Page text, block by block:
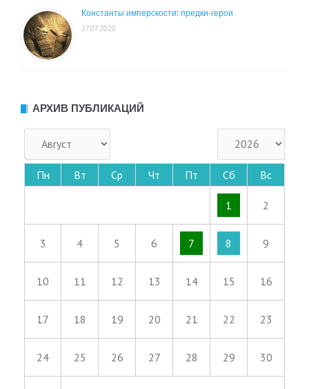
Константы имперскости: предки-герои
27.07.2020
АРХИВ ПУБЛИКАЦИЙ
Пн Вт Ср Чт Пт Сб Вс
1 2
3 4 5 6 7 8 9
10 11 12 13 14 15 16
17 18 19 20 21 22 23
24 25 26 27 28 29 30